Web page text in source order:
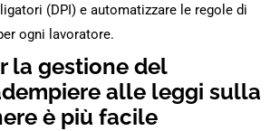
(DPI) e automatizzare le regole di
ogni lavoratore.
la gestione del
alle leggi sulla
è più facile